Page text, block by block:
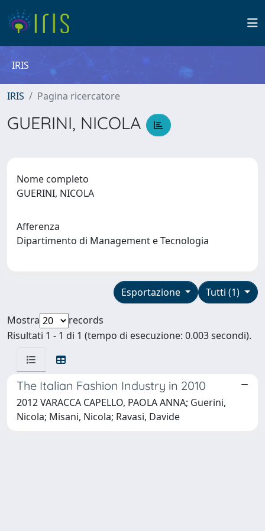
IRIS
IRIS Pagina ricercatore
GUERINI, NICOLA
Nome completo
GUERINI, NICOLA
Afferenza
Dipartimento di Management e Tecnologia
Tutti (1)
Esportazione
Mostra
records
Risultati 1 - 1 di 1 (tempo di esecuzione: 0.003 secondi).
The Italian Fashion Industry in 2010
2012 VARACCA CAPELLO, PAOLA ANNA; Guerini,
Nicola; Misani, Nicola; Ravasi, Davide